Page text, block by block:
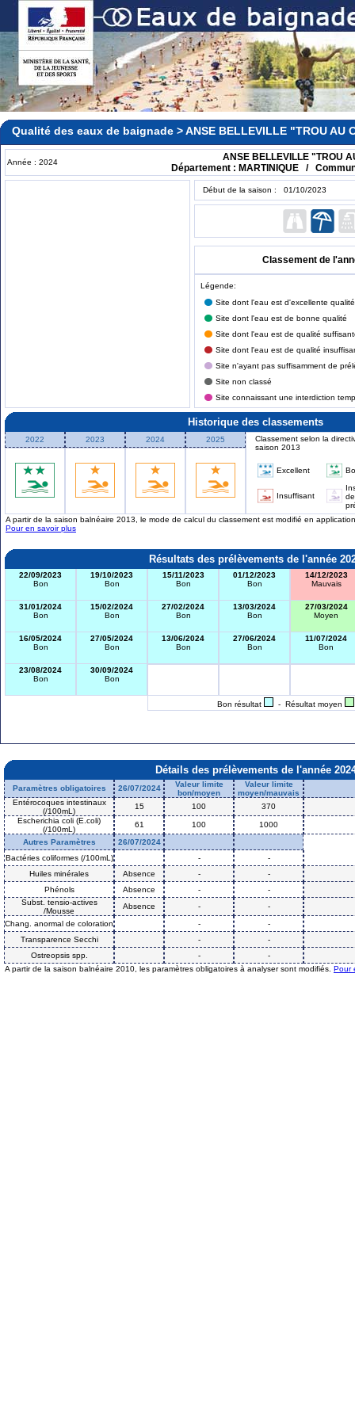
Qualité des eaux de baignade > ANSE BELLEVILLE "TROU AU
Année : 2024
ANSE BELLEVILLE "TROU
Département : MARTINIQUE /
Début de la saison : 01/10/2023
Classement de
Légende:
Site dont l'eau est d'excellente qualité
Site dont l'eau est de bonne qualité
Site dont l'eau est de qualité
Site dont l'eau est de qualité
Site n'ayant pas suffisamment de
Site non classé
Site connaissant une interdiction
Historique des classements
2022 2023 2024 2025
Classement selon la
saison 2013
Excellent
Insuffisant
de
A partir de la saison balnéaire 2013, le mode de calcul du classement est modifié en
Pour en savoir plus
Résultats des prélèvements de l'année
22/09/2023
Bon
19/10/2023
Bon
15/11/2023
Bon
01/12/2023
Bon
14/12/2023
Mauvais
31/01/2024
Bon
15/02/2024
Bon
27/02/2024
Bon
13/03/2024
Bon
27/03/2024
Moyen
16/05/2024
Bon
27/05/2024
Bon
13/06/2024
Bon
27/06/2024
Bon
11/07/2024
Bon
23/08/2024
Bon
30/09/2024
Bon
Bon résultat - Résultat moyen
Détails des prélèvements de l'année
Paramètres obligatoires 26/07/2024
Valeur limite
bon/moyen
Valeur limite
moyen/mauvais
Entérocoques intestinaux
(/100mL)
15 100
370
Escherichia coli (E.coli)
(/100mL)
61 100
1000
Autres Paramètres
26/07/2024
Bactéries coliformes (/100mL)
-
-
Huiles minérales
Absence -
-
Phénols
Absence -
-
Subst. tensio-actives
/Mousse
Absence -
-
Chang. anormal de coloration
-
-
Transparence Secchi
-
-
Ostreopsis spp.
-
-
A partir de la saison balnéaire 2010, les paramètres obligatoires à analyser sont modifiés. Pour